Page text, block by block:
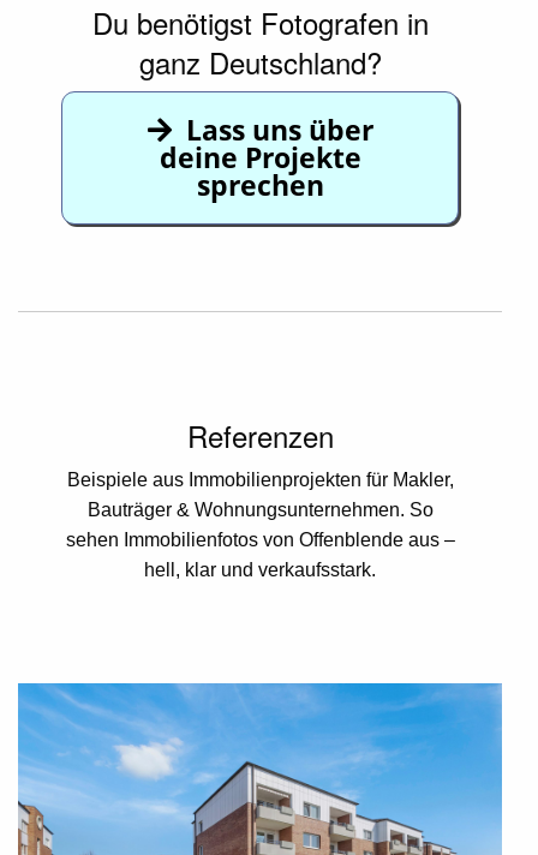
Du benötigst Fotografen in
ganz Deutschland?
Lass uns über
deine Projekte
sprechen
Referenzen
Beispiele aus Immobilienprojekten für Makler,
Bauträger & Wohnungsunternehmen. So
sehen Immobilienfotos von Offenblende aus –
hell, klar und verkaufsstark.